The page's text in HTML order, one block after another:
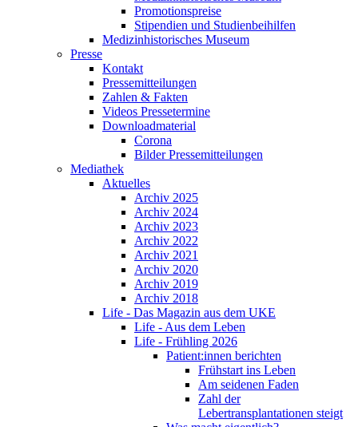
Promotionspreise
Stipendien und Studienbeihilfen
Medizinhistorisches Museum
Presse
Kontakt
Pressemitteilungen
Zahlen & Fakten
Videos Pressetermine
Downloadmaterial
Corona
Bilder Pressemitteilungen
Mediathek
Aktuelles
Archiv 2025
Archiv 2024
Archiv 2023
Archiv 2022
Archiv 2021
Archiv 2020
Archiv 2019
Archiv 2018
Life - Das Magazin aus dem UKE
Life - Aus dem Leben
Life - Frühling 2026
Patient:innen berichten
Frühstart ins Leben
Am seidenen Faden
Zahl der
Lebertransplantationen steigt